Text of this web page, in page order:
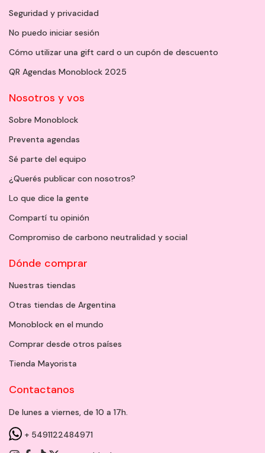
Seguridad y privacidad
No puedo iniciar sesión
Cómo utilizar una gift card o un cupón de descuento
QR Agendas Monoblock 2025
Nosotros y vos
Sobre Monoblock
Preventa agendas
Sé parte del equipo
¿Querés publicar con nosotros?
Lo que dice la gente
Compartí tu opinión
Compromiso de carbono neutralidad y social
Dónde comprar
Nuestras tiendas
Otras tiendas de Argentina
Monoblock en el mundo
Comprar desde otros países
Tienda Mayorista
Contactanos
De lunes a viernes, de 10 a 17h.
+ 5491122484971